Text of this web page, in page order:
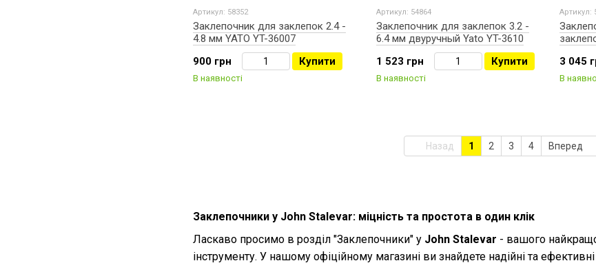
Заклепочники у John Stalevar: міцність та простота в один клік
Ласкаво просимо в розділ "Заклепочники" у John Stalevar - вашого
інструменту. У нашому офіційному магазині ви знайдете надійні та
Артикул: 58352
Заклепочник для заклепок 2.4 -
4.8 мм YATO YT-36007
900 грн
Купити
В наявності
Артикул: 54864
Заклепочник для заклепок 3.2 -
6.4 мм двуручный Yato YT-3610
1 523 грн
Купити
В наявності
Артикул:
3 045
В
Назад 1 2 3 4 Вперед